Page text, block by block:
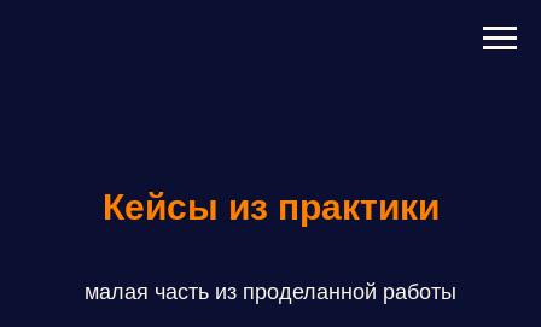
Кейсы из практики
малая часть из проделанной работы